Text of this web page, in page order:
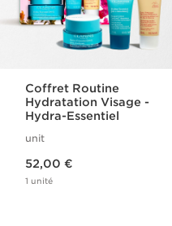
Coffret Routine
Hydratation Visage -
Hydra-Essentiel
unit
52,00 €
1 unité